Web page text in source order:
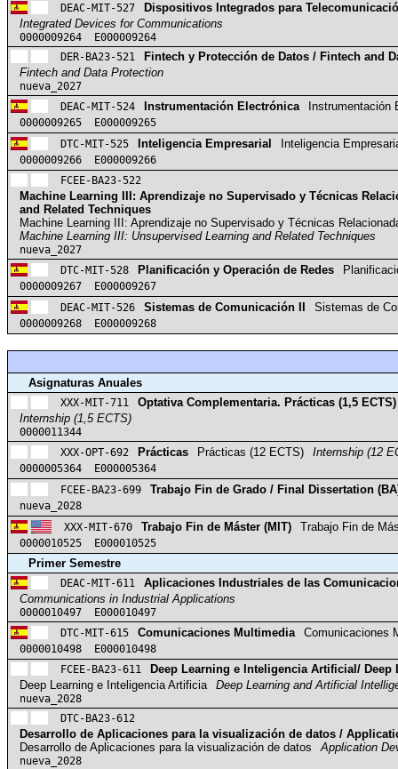
DEAC-MIT-527
Dispositivos Integrados para
Integrated Devices for Communications
0000009264 E000009264
DER-BA23-521
Fintech y Protección de Datos / Fintech and
Fintech and Data Protection
nueva_2027
DEAC-MIT-524
Instrumentación Electrónica
Instrumentación
0000009265 E000009265
DTC-MIT-525
Inteligencia Empresarial
Inteligencia
0000009266 E000009266
FCEE-BA23-522
Machine Learning III: Aprendizaje no Supervisado y Técnicas
and Related Techniques
Machine Learning III: Aprendizaje no Supervisado y Técnicas
Machine Learning III: Unsupervised Learning and Related Techniques
nueva_2027
DTC-MIT-528
Planificación y Operación de Redes
0000009267 E000009267
DEAC-MIT-526
Sistemas de Comunicación II
Sistemas de
0000009268 E000009268
Asignaturas Anuales
XXX-MIT-711
Optativa Complementaria. Prácticas (1,5 ECTS)
Internship (1,5 ECTS)
0000011344
XXX-OPT-692
Prácticas Prácticas (12 ECTS)
Internship (12
0000005364 E000005364
FCEE-BA23-699
Trabajo Fin de Grado / Final Dissertation
nueva_2028
XXX-MIT-670
Trabajo Fin de Máster (MIT)
Trabajo Fin de
0000010525 E000010525
Primer Semestre
DEAC-MIT-611
Aplicaciones Industriales de las
Communications in Industrial Applications
0000010497 E000010497
DTC-MIT-615
Comunicaciones Multimedia
Comunicaciones
0000010498 E000010498
FCEE-BA23-611
Deep Learning e Inteligencia Artificial/
Deep Learning e Inteligencia Artificia
Deep Learning and Artificial
nueva_2028
DTC-BA23-612
Desarrollo de Aplicaciones para la visualización de datos /
Desarrollo de Aplicaciones para la visualización de datos
Application
nueva_2028